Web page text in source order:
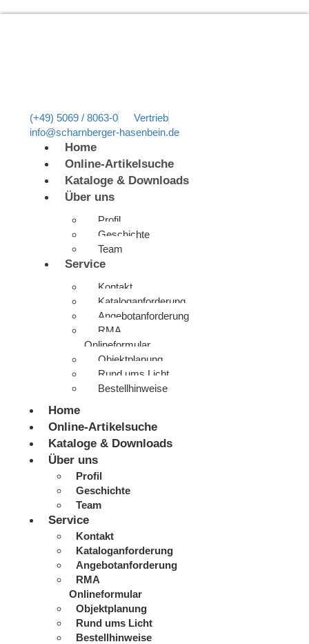
(+49) 5069 / 8063-0
Vertrieb
info@scharnberger-hasenbein.de
Home
Online-Artikelsuche
Kataloge & Downloads
Über uns
Profil
Geschichte
Team
Service
Kontakt
Kataloganforderung
Angebotanforderung
RMA
Onlineformular
Objektplanung
Rund ums Licht
Bestellhinweise
Home
Online-Artikelsuche
Kataloge & Downloads
Über uns
Profil
Geschichte
Team
Service
Kontakt
Kataloganforderung
Angebotanforderung
RMA
Onlineformular
Objektplanung
Rund ums Licht
Bestellhinweise